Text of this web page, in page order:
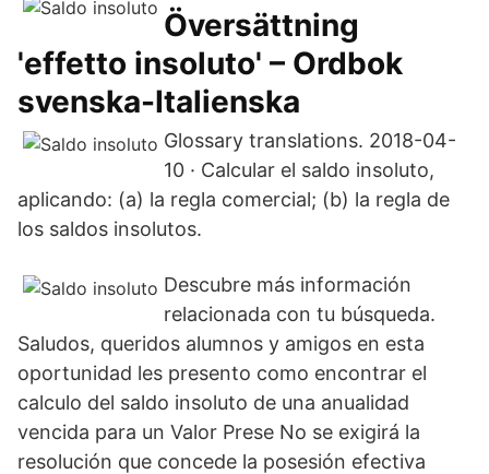
Översättning
'effetto insoluto' – Ordbok
svenska-Italienska
Glossary translations. 2018-04-
10 · Calcular el saldo insoluto,
aplicando: (a) la regla comercial; (b) la regla de
los saldos insolutos.
Descubre más información
relacionada con tu búsqueda.
Saludos, queridos alumnos y amigos en esta
oportunidad les presento como encontrar el
calculo del saldo insoluto de una anualidad
vencida para un Valor Prese No se exigirá la
resolución que concede la posesión efectiva